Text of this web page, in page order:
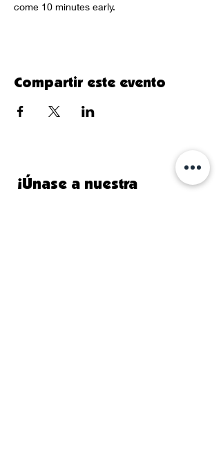
come 10 minutes early.
Compartir este evento
¡Únase a nuestra